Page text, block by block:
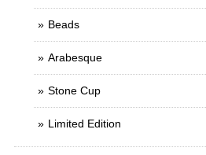
Beads
Arabesque
Stone Cup
Limited Edition